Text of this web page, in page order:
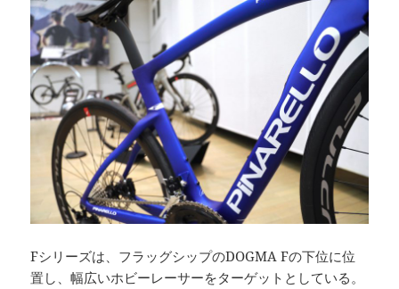
Fシリーズは、フラッグシップのDOGMA Fの下位に位
置し、幅広いホビーレーサーをターゲットとしている。